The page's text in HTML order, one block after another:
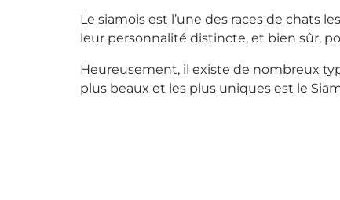
Le siamois est l’une des races de chats
leur personnalité distincte, et bien sûr,
Heureusement, il existe de nombreux
plus beaux et les plus uniques est le